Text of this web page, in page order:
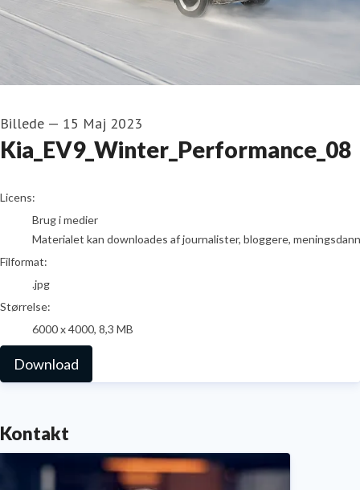
Billede — 15 Maj 2023
Kia_EV9_Winter_Performance_08
go to media item
Licens:
Brug i medier
Materialet kan downloades af journalister, bloggere,
Filformat:
.jpg
Størrelse:
6000 x 4000, 8,3 MB
Download
Kontakt